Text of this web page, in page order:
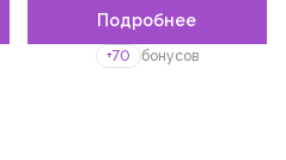
Подробнее
+70 бонусов
Пожалуйста,войдите
зарегистрируйтесь,
чтобы добавить товар в